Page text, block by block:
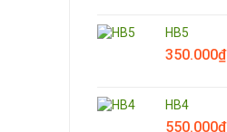
HB5
350.000₫
HB4
550.000₫